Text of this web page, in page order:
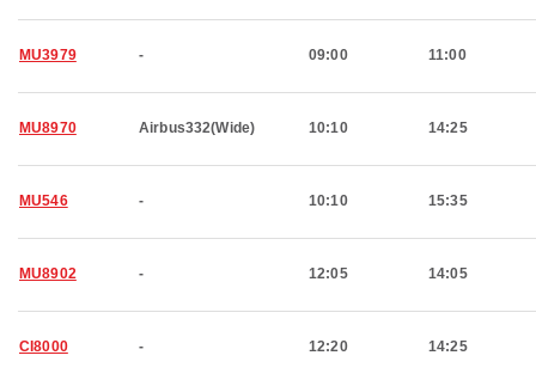
MU3979 - 09:00 11:00
MU8970 Airbus332(Wide) 10:10 14:25
MU546 - 10:10 15:35
MU8902 - 12:05 14:05
CI8000 - 12:20 14:25